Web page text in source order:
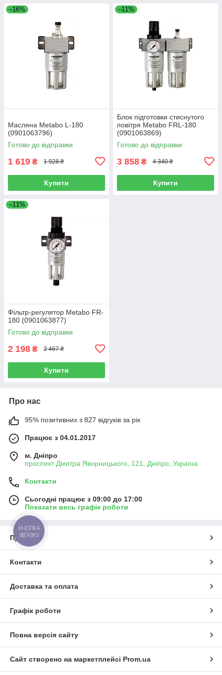
–16%
Масляна Metabo L-180
(0901063796)
Готово до відправки
1 619 ₴ 1 928 ₴
Купити
–11%
Блок підготовки стиснутого
повітря Metabo FRL-180
(0901063869)
Готово до відправки
3 858 ₴ 4 340 ₴
Купити
–11%
Фільтр-регулятор Metabo FR-
180 (0901063877)
Готово до відправки
2 198 ₴ 2 467 ₴
Купити
Про нас
95% позитивних з 827 відгуків за рік
Працює з 04.01.2017
м. Дніпро
проспект Дмитра Яворницького, 121, Дніпро, Україна
Контакти
Сьогодні працює з 09:00 до 17:00
Показати весь графік роботи
Про нас
Контакти
Доставка та оплата
Графік роботи
Повна версія сайту
Сайт створено на маркетплейсі Prom.ua
КНОПКА
ЗВ'ЯЗКУ